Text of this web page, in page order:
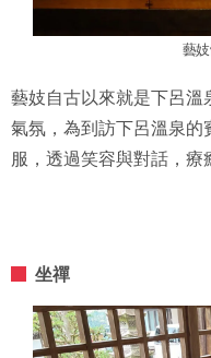
藝
藝妓自古以來就是下呂溫
氣氛，為到訪下呂溫泉的
服，透過笑容與對話，療
坐禪